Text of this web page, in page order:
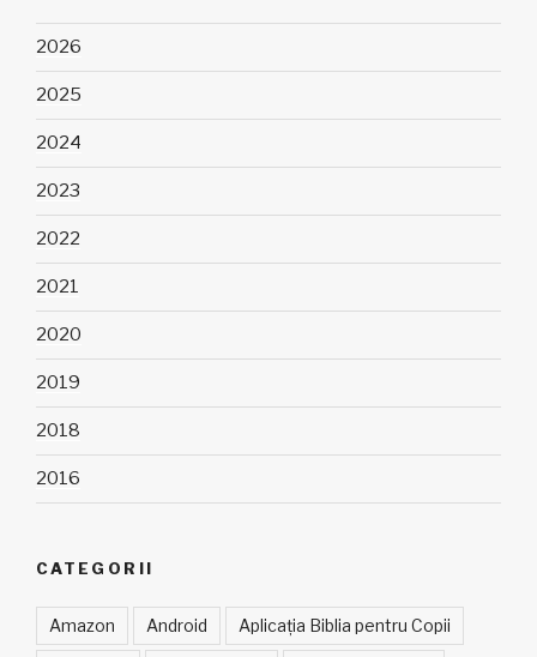
2026
2025
2024
2023
2022
2021
2020
2019
2018
2016
CATEGORII
Amazon Android Aplicația Biblia pentru Copii